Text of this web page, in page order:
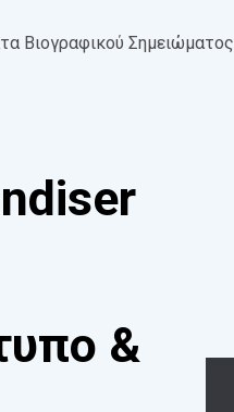
Βιογραφικού Σημειώματος
&